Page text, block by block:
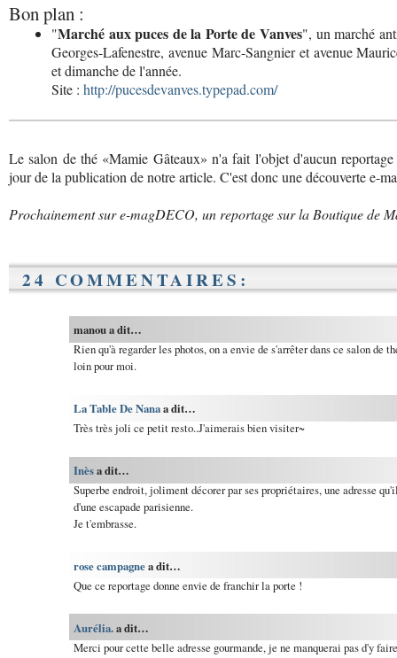
Bon plan :
"Marché aux puces de la Porte de Vanves", un marché
Georges-Lafenestre, avenue Marc-Sangnier et avenue
et dimanche de l'année.
Site : http://pucesdevanves.typepad.com/
Le salon de thé «Mamie Gâteaux» n'a fait l'objet d'aucun
jour de la publication de notre article. C'est donc une découverte e-
Prochainement sur e-magDECO, un reportage sur la Boutique de
24 COMMENTAIRES:
manou a dit…
Rien qu'à regarder les photos, on a envie de s'arrêter dans ce salon de
loin pour moi.
La Table De Nanaa dit…
Très très joli ce petit resto..J'aimerais bien visiter~
Inèsa dit…
Superbe endroit, joliment décorer par ses propriétaires, une adresse
d'une escapade parisienne.
Je t'embrasse.
rose campagnea dit…
Que ce reportage donne envie de franchir la porte !
Aurélia.a dit…
Merci pour cette belle adresse gourmande, je ne manquerai pas d'y